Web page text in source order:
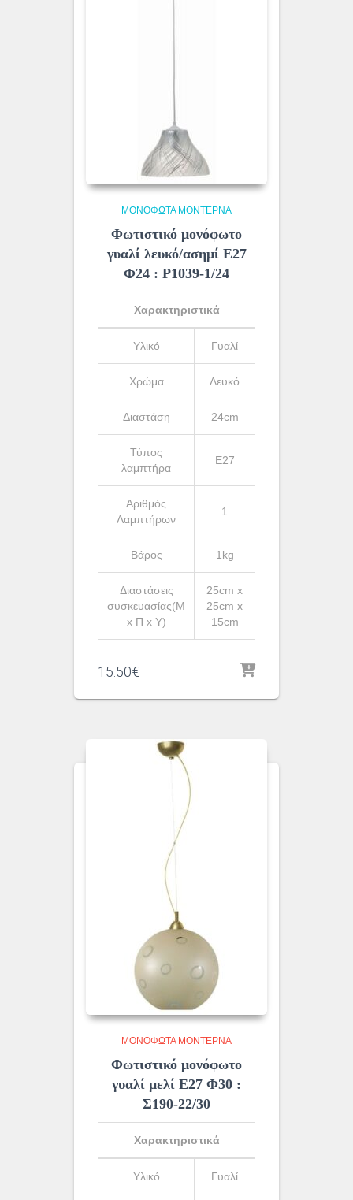
ΜΟΝΌΦΩΤΑ ΜΟΝΤΈΡΝΑ
Φωτιστικό μονόφωτο
γυαλί λευκό/ασημί Ε27
Φ24 : Ρ1039-1/24
Χαρακτηριστικά
Υλικό Γυαλί
Χρώμα Λευκό
Διαστάση 24cm
Τύπος
λαμπτήρα
Ε27
Αριθμός
Λαμπτήρων
1
Βάρος 1kg
Διαστάσεις
συσκευασίας(Μ
x Π x Υ)
25cm x
25cm x
15cm
15.50€
ΜΟΝΌΦΩΤΑ ΜΟΝΤΈΡΝΑ
Φωτιστικό μονόφωτο
γυαλί μελί Ε27 Φ30 :
Σ190-22/30
Χαρακτηριστικά
Υλικό Γυαλί